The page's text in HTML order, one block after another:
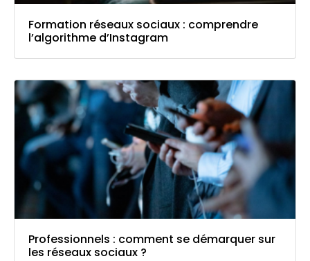
Formation réseaux sociaux : comprendre
l’algorithme d’Instagram
Professionnels : comment se démarquer sur
les réseaux sociaux ?